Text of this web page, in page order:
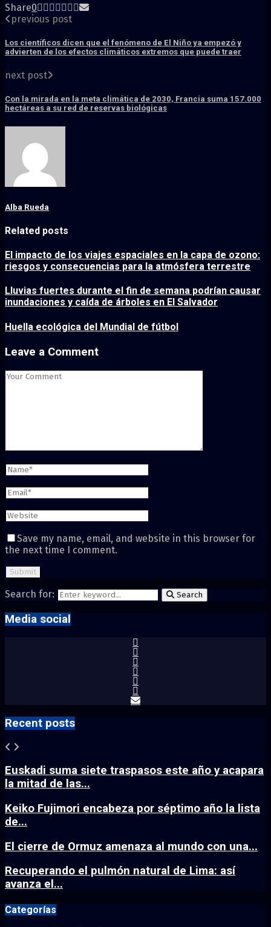
Share0
previous post
Los científicos dicen que el fenómeno de El Niño ya empezó y
advierten de los efectos climáticos extremos que puede traer
next post
Con la mirada en la meta climática de 2030, Francia suma 157.000
hectáreas a su red de reservas biológicas
Alba Rueda
Related posts
El impacto de los viajes espaciales en la capa de ozono:
riesgos y consecuencias para la atmósfera terrestre
Lluvias fuertes durante el fin de semana podrían causar
inundaciones y caída de árboles en El Salvador
Huella ecológica del Mundial de fútbol
Leave a Comment
Save my name, email, and website in this browser for
the next time I comment.
Search for: Search
Media social
Recent posts
Euskadi suma siete traspasos este año y acapara
la mitad de las...
Keiko Fujimori encabeza por séptimo año la lista
de...
El cierre de Ormuz amenaza al mundo con una...
Recuperando el pulmón natural de Lima: así
avanza el...
Categorías